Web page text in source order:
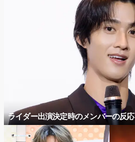
ライダー出演決定時のメンバーの反応